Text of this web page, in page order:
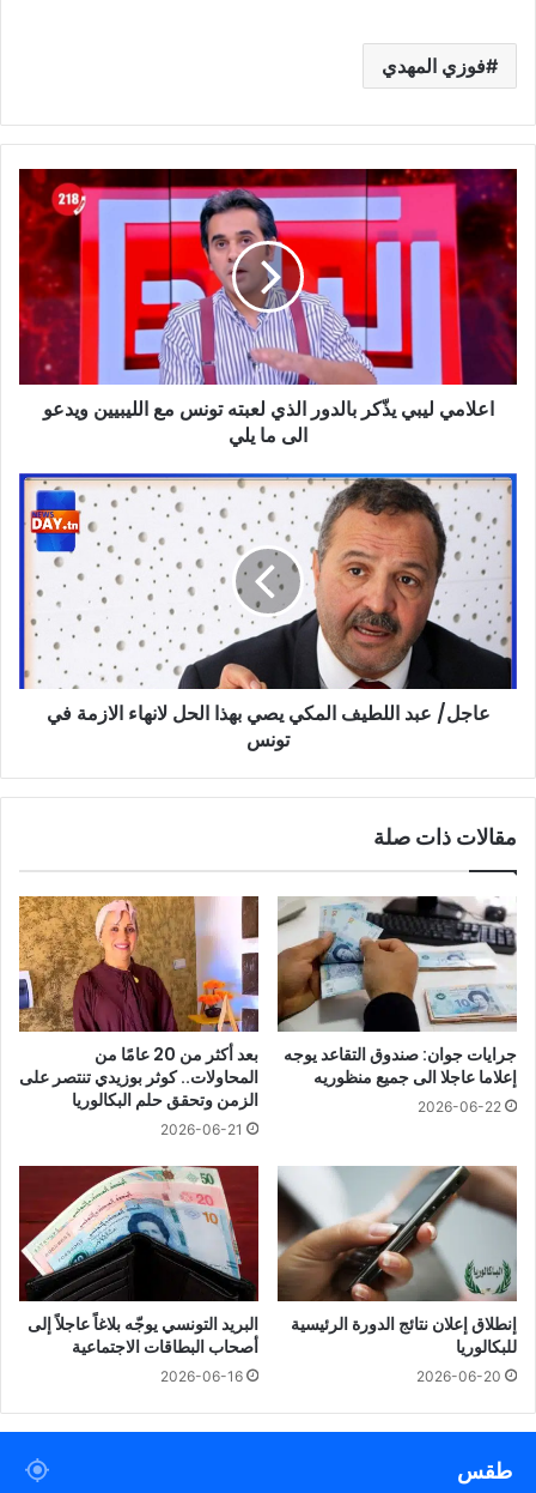
فوزي المهدي
اعلامي
ليبي
يذّكر
بالدور
الذي
لعبته
تونس
مع
الليبيين
ويدعو
يلي
اعلامي ليبي يذّكر بالدور الذي لعبته تونس مع الليبيين ويدعو
الى ما يلي
عاجل/
اللطيف
المكي
يصي
بهذا
الحل
لانهاء
الازمة
عاجل/ عبد اللطيف المكي يصي بهذا الحل لانهاء الازمة في
تونس
مقالات ذات صلة
جرايات جوان: صندوق التقاعد يوجه
إعلاما عاجلا الى جميع منظوريه
2026-06-22
بعد أكثر من 20 عامًا من
المحاولات.. كوثر بوزيدي تنتصر على
الزمن وتحقق حلم البكالوريا
2026-06-21
إنطلاق إعلان نتائج الدورة الرئيسية
للبكالوريا
2026-06-20
البريد التونسي يوجّه بلاغاً عاجلاً إلى
أصحاب البطاقات الاجتماعية
2026-06-16
طقس